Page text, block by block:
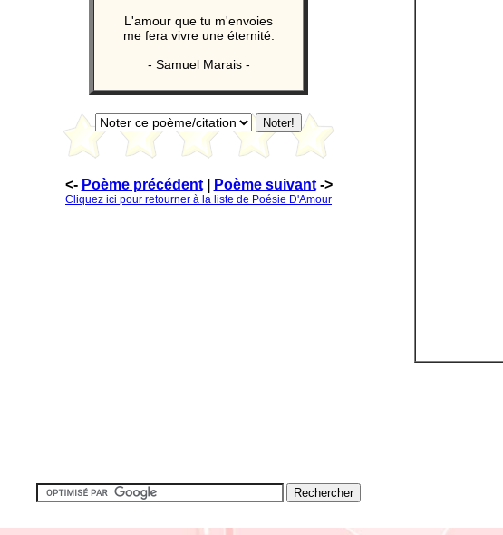
L'amour que tu m'envoies
me fera vivre une éternité.
- Samuel Marais -
<- Poème précédent| Poème suivant->
Cliquez ici pour retourner à la liste de Poésie D'Amour